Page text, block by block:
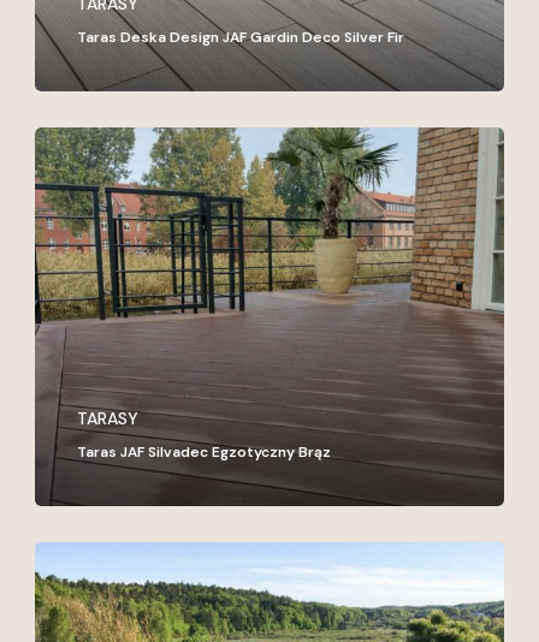
Taras Deska Design JAF Gardin Deco Silver Fir
Taras
JAF
Silvadec
Egzotyczny
Brąz
TARASY
Taras JAF Silvadec Egzotyczny Brąz
drewniany
Deska